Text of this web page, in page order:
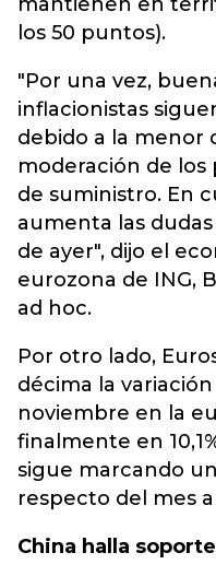
los 50 puntos).
"Por una vez,
inflacionistas
debido a la menor
moderación de los
de suministro. En
aumenta las
de ayer", dijo el
eurozona de ING,
ad hoc.
Por otro lado,
décima la
noviembre en la
finalmente en
sigue marcando
respecto del mes
China halla soporte